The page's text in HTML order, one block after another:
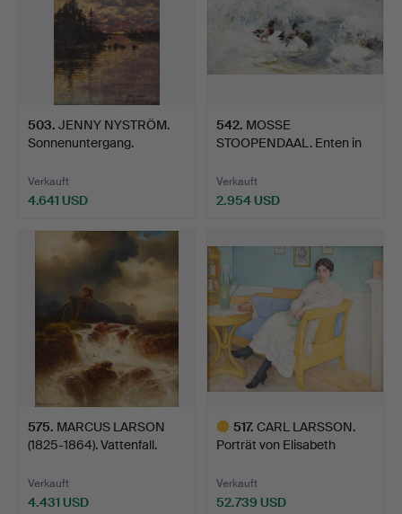
503. JENNY NYSTRÖM.
Sonnenuntergang.
Verkauft
4.641 USD
542. MOSSE
STOOPENDAAL. Enten in
Verkauft
2.954 USD
575. MARCUS LARSON
(1825-1864). Vattenfall.
Verkauft
4.431 USD
517. CARL LARSSON.
Porträt von Elisabeth
Verkauft
52.739 USD